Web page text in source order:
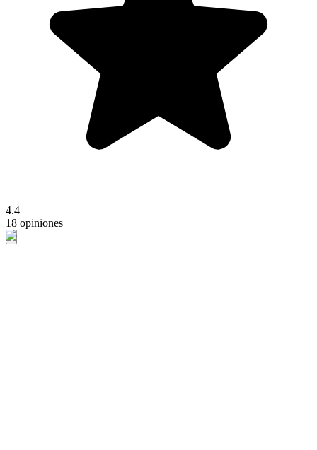
4.4
18 opiniones